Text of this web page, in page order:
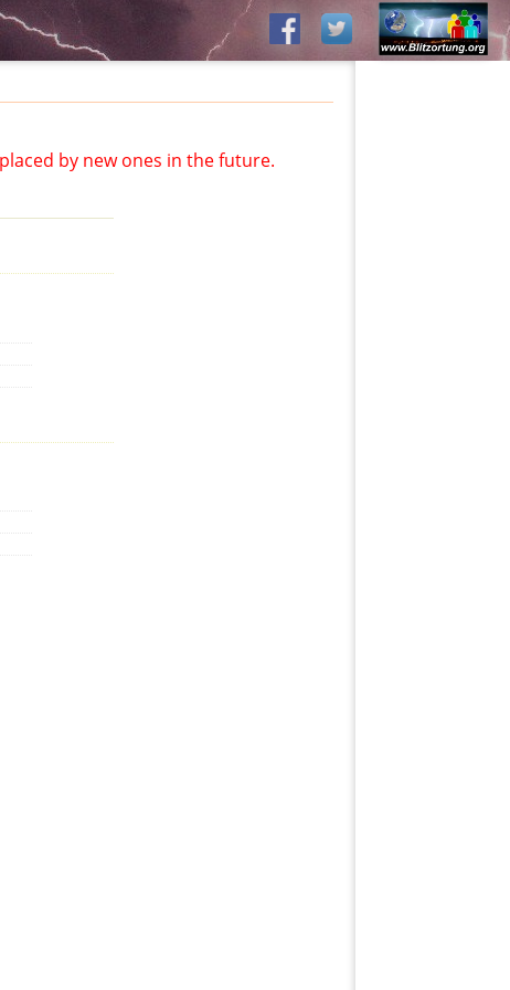
by new ones in the future.